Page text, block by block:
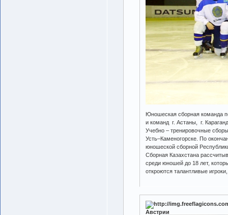
Юношеская сборная команда
и команд г. Астаны, г.
Учебно – тренировочные
Усть–Каменогорске. По
юношеской сборной
Сборная Казахстана
среди юношей до 18 лет,
откроются талантливые
Австрии